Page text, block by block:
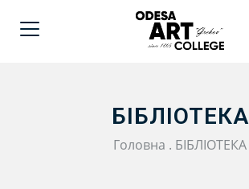
БІБЛІОТЕКА
Головна . БІБЛІОТЕКА